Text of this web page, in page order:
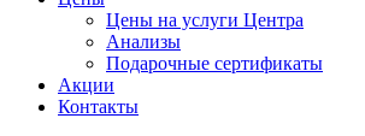
Цены на услуги Центра
Анализы
Подарочные сертификаты
Акции
Контакты